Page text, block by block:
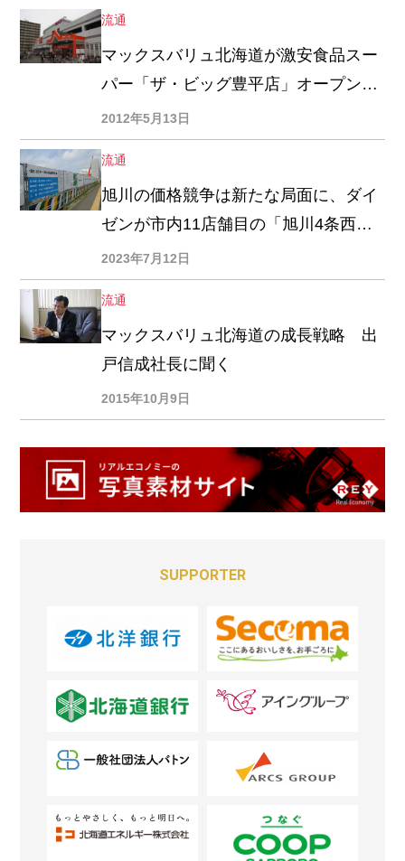
流通
マックスバリュ北海道が激安食品スー
パー「ザ・ビッグ豊平店」オープン、
土地建物をマルハニチロ系から取得し
巻き返し攻勢
2012年5月13日
流通
旭川の価格競争は新たな局面に、ダイ
ゼンが市内11店舗目の「旭川4条西
店」
2023年7月12日
流通
マックスバリュ北海道の成長戦略 出
戸信成社長に聞く
2015年10月9日
SUPPORTER